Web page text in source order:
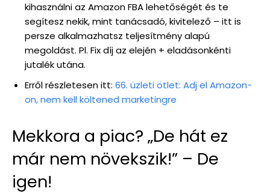
kihasználni az Amazon FBA lehetőségét és te
segítesz nekik, mint tanácsadó, kivitelező – itt is
persze alkalmazhatsz teljesítmény alapú
megoldást. Pl. Fix díj az elején + eladásonkénti
jutalék utána.
Erről részletesen itt: 66. üzleti ötlet: Adj el Amazon-
on, nem kell költened marketingre
Mekkora a piac? „De hát ez
már nem növekszik!” – De
igen!